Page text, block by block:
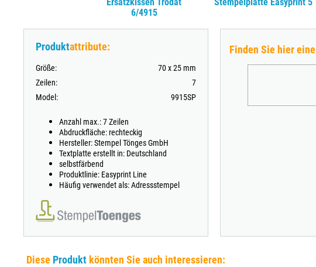
6/4915
Produktattribute:
Größe:
70 x 25 mm
Zeilen:
7
Model:
9915SP
Anzahl max.: 7 Zeilen
Abdruckfläche: rechteckig
Hersteller: Stempel Tönges GmbH
Textplatte erstellt in: Deutschland
selbstfärbend
Produktlinie: Easyprint Line
Häufig verwendet als: Adressstempel
Finden Sie hier eine
Diese Produktkönnten Sie auch interessieren: